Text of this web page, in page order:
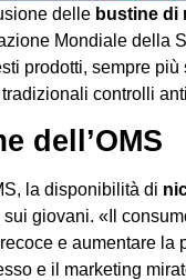
delle bustine di
Mondiale della
prodotti, sempre
controlli
dell’OMS
la disponibilità di
giovani. «Il
e aumentare la
e il marketing